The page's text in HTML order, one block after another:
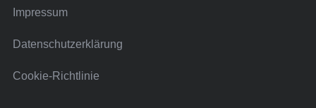
Impressum
Datenschutzerklärung
Cookie-Richtlinie